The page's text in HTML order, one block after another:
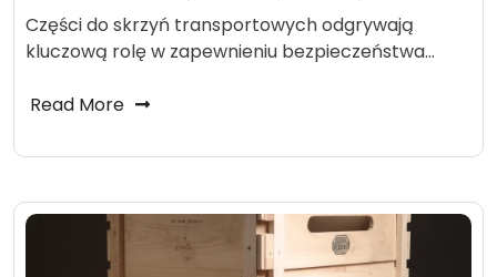
Części do skrzyń transportowych odgrywają
kluczową rolę w zapewnieniu bezpieczeństwa…
Read More